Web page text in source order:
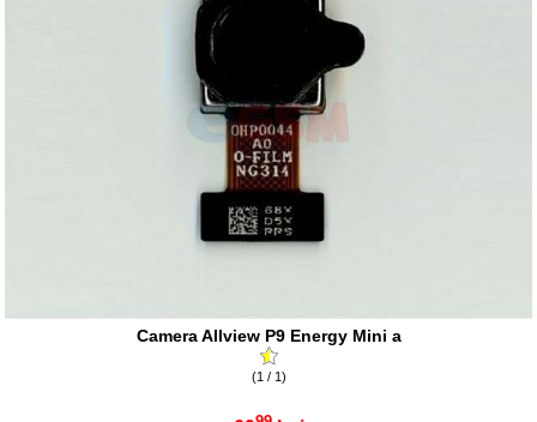
Camera Allview P9 Energy Mini a
(1 / 1)